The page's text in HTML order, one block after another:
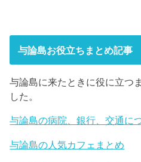
与論島お役立ちまとめ記事
与論島に来たときに役に立つ
した。
与論島の病院、銀行、交通に
与論島の人気カフェまとめ